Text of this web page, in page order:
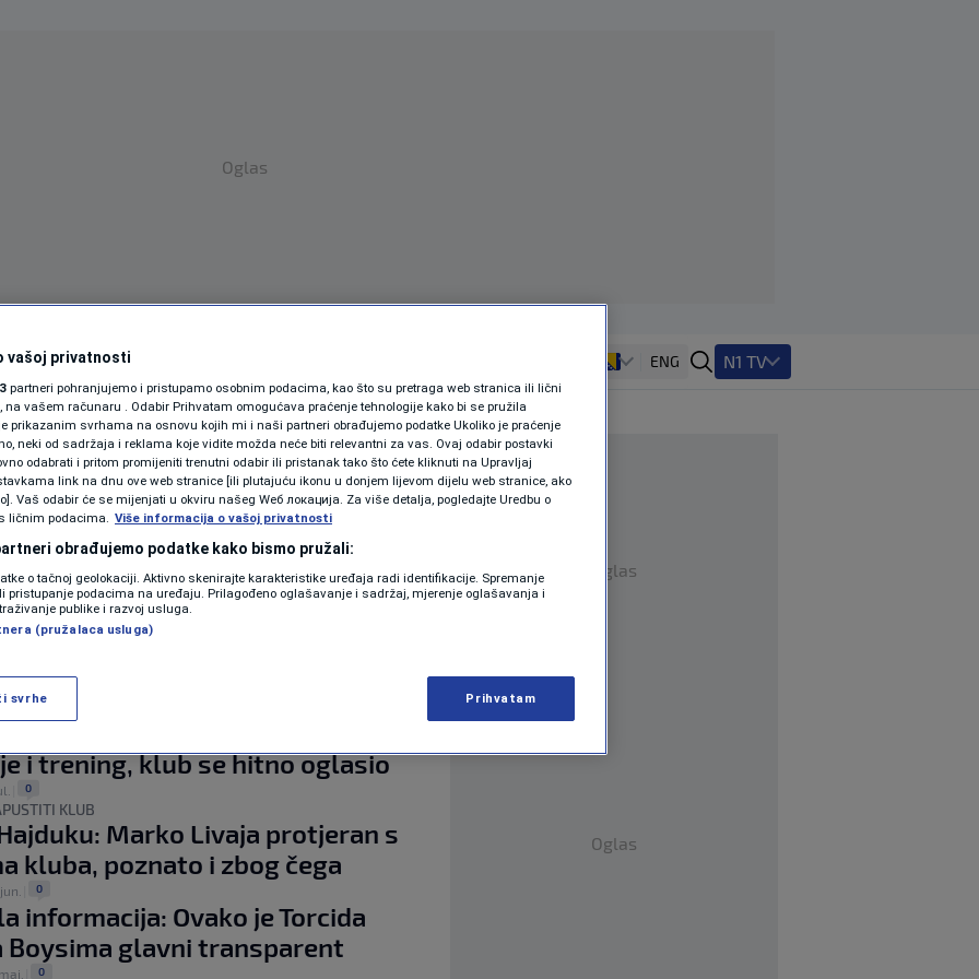
Oglas
SPORTSVIJETMAGAZIN
ZDRAVLJE
SHOWBIZ
KOLUMNE
PODCAST
VIRALNO
FOTO
PROMO
VIDEO
ENG N1 TV
da li će Dženis Burnić potpisati za
| 0
Burnić pravi neočekivan transfer:
| 0
i trening, klub se hitno oglasio
0
KLUB
Marko Livaja protjeran s
kluba, poznato i zbog čega
0
informacija: Ovako je Torcida
Boysima glavni transparent
0
Oglas
Oglas
vašoj privatnosti
partneri pohranjujemo i pristupamo osobnim podacima, kao što su pretraga web stranica ili lični
na vašem računaru . Odabir Prihvatam omogućava praćenje tehnologije kako bi se pružila
prikazanim svrhama na osnovu kojih mi i naši partneri obrađujemo podatke Ukoliko je praćenje
neki od sadržaja i reklama koje vidite možda neće biti relevantni za vas. Ovaj odabir postavki
odabrati i pritom promijeniti trenutni odabir ili pristanak tako što ćete kliknuti na Upravljaj
link na dnu ove web stranice [ili plutajuću ikonu u donjem lijevom dijelu web stranice, ako
Vaš odabir će se mijenjati u okviru našeg Wеб локација. Za više detalja, pogledajte Uredbu o
ličnim podacima. Više informacija o vašoj privatnosti
obrađujemo podatke kako bismo pružali:
o tačnoj geolokaciji. Aktivno skenirajte karakteristike uređaja radi identifikacije. Spremanje
pristupanje podacima na uređaju. Prilagođeno oglašavanje i sadržaj, mjerenje oglašavanja i
publike i razvoj usluga.
(pružalaca usluga)
svrhe Prihvatam